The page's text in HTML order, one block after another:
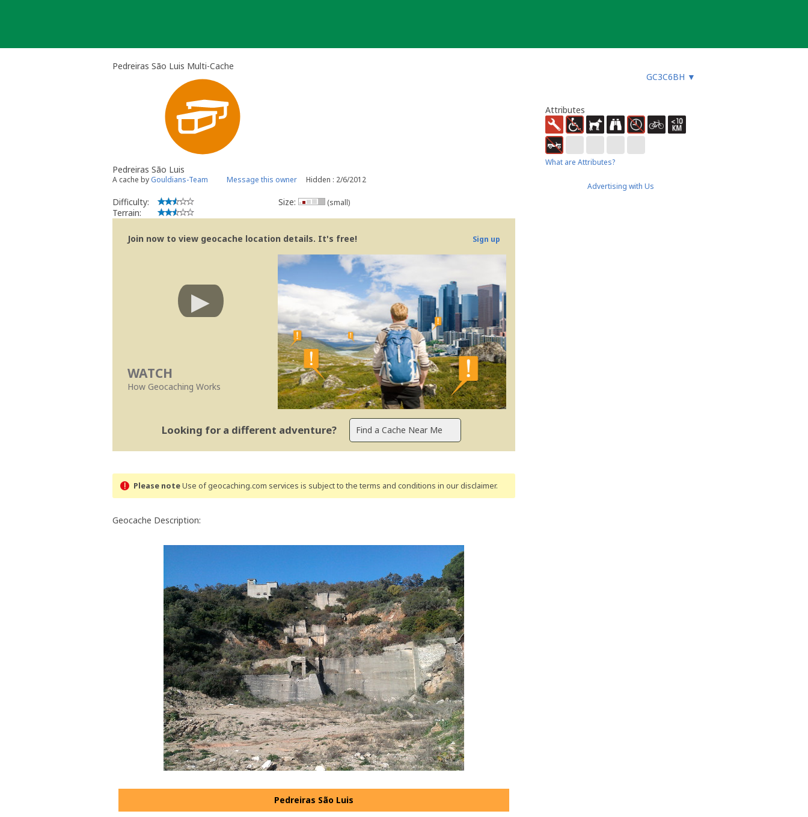
Pedreiras São Luis Multi-Cache
GC3C6BH ▼
Pedreiras São Luis
A cache by Gouldians-Team Message this owner Hidden : 2/6/2012
Difficulty:
Terrain:
Size: (small)
Join now to view geocache location details. It's free! Sign up
WATCH
How Geocaching Works
Looking for a different adventure?
Please noteUse of geocaching.com services is subject to the terms and conditions in our disclaimer.
Geocache Description:
Pedreiras São Luis
Attributes
What are Attributes?
Advertising with Us